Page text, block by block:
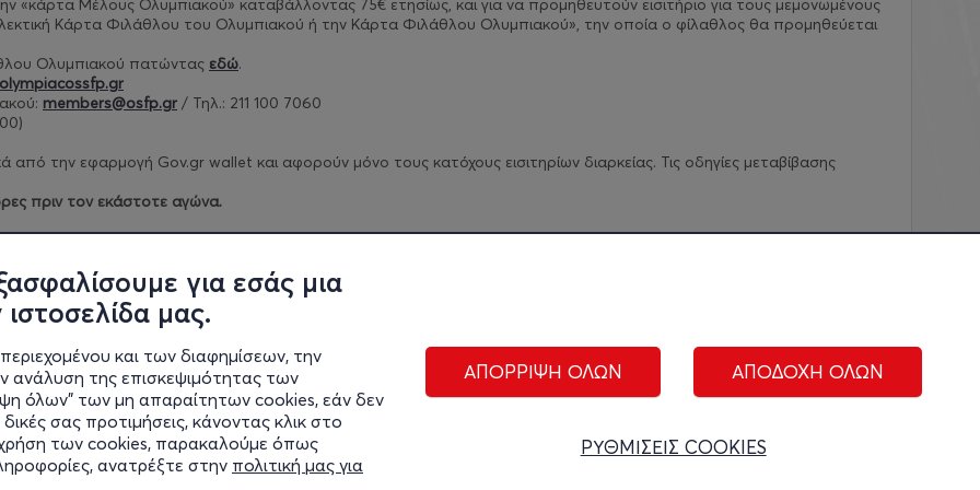
για εσάς μια
μας.
και των διαφημίσεων, την
ανάλυση της επισκεψιμότητας των
όλων" των μη απαραίτητων cookies, εάν δεν
σας προτιμήσεις, κάνοντας κλικ στο
χρήση των cookies, παρακαλούμε όπως
ανατρέξτε στην πολιτική μας για
ΑΠΟΡΡΙΨΗ ΟΛΩΝ ΑΠΟΔΟΧΗ ΟΛΩΝ
ΡΥΘΜΙΣΕΙΣ COOKIES
«κάρτα Μέλους Ολυμπιακού» καταβάλλοντας 75€ ετησίως, και για να προμηθευτούν εισιτήριο για τους μεμονωμένους
Κάρτα Φιλάθλου του Ολυμπιακού ή την Κάρτα Φιλάθλου Ολυμπιακού», την οποία ο φίλαθλος θα προμηθεύεται
Ολυμπιακού πατώντας εδώ.
members@osfp.gr / Τηλ.: 211 100 7060
από την εφαρμογή Gov.gr wallet και αφορούν μόνο τους κατόχους εισιτηρίων διαρκείας. Τις οδηγίες μεταβίβασης
πριν τον εκάστοτε αγώνα.
πατήστεεδώ.
ΑΚΟΛΟΥΘΗΣΤΕ ΜΑΣ: